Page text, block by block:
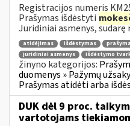
Registracijos numeris
Prašymas išdėstyti
Juridiniai asmenys, sudarę
atidėjimas išdėstymas
juridiniai asmenys
išdėstymo
žinyno kategorijos:
duomenys » Pažymų
Prašymas atidėti arba
DUK dėl 9 proc.
vartotojams